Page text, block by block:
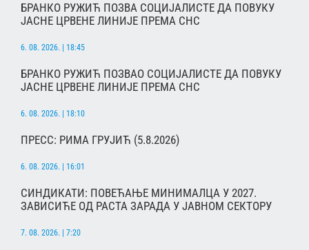
БРАНКО РУЖИЋ ПОЗВА СОЦИЈАЛИСТЕ ДА ПОВУКУ
ЈАСНЕ ЦРВЕНЕ ЛИНИЈЕ ПРЕМА СНС
6. 08. 2026. | 18:45
БРАНКО РУЖИЋ ПОЗВАО СОЦИЈАЛИСТЕ ДА ПОВУКУ
ЈАСНЕ ЦРВЕНЕ ЛИНИЈЕ ПРЕМА СНС
6. 08. 2026. | 18:10
ПРЕСС: РИМА ГРУЈИЋ (5.8.2026)
6. 08. 2026. | 16:01
СИНДИКАТИ: ПОВЕЋАЊЕ МИНИМАЛЦА У 2027.
ЗАВИСИЋЕ ОД РАСТА ЗАРАДА У ЈАВНОМ СЕКТОРУ
7. 08. 2026. | 7:20